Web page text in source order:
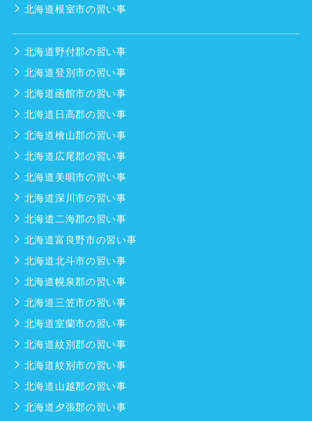
北海道根室市の習い事
北海道野付郡の習い事
北海道登別市の習い事
北海道函館市の習い事
北海道日高郡の習い事
北海道檜山郡の習い事
北海道広尾郡の習い事
北海道美唄市の習い事
北海道深川市の習い事
北海道二海郡の習い事
北海道富良野市の習い事
北海道北斗市の習い事
北海道幌泉郡の習い事
北海道三笠市の習い事
北海道室蘭市の習い事
北海道紋別郡の習い事
北海道紋別市の習い事
北海道山越郡の習い事
北海道夕張郡の習い事